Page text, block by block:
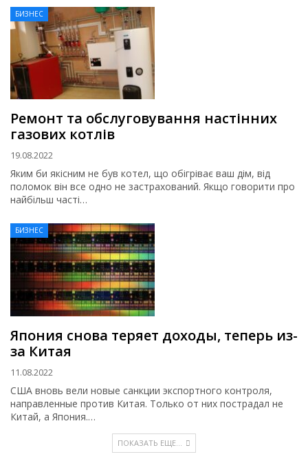
БИЗНЕС
Ремонт та обслуговування настінних
газових котлів
19.08.2022
Яким би якісним не був котел, що обігріває ваш дім, від
поломок він все одно не застрахований. Якщо говорити про
найбільш часті…
БИЗНЕС
Япония снова теряет доходы, теперь из-
за Китая
11.08.2022
США вновь вели новые санкции экспортного контроля,
направленные против Китая. Только от них пострадал не
Китай, а Япония.…
ПОКАЗАТЬ ЕЩЕ...